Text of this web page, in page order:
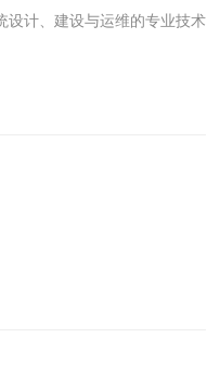
设计、建设与运维的专业技术